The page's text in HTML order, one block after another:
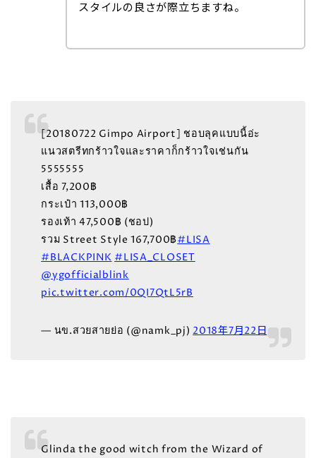
スタイルの良さが際立ちますね。
[20180722 Gimpo Airport] ชอบลุคแบบนี้อ่ะ
แนวสตรีทกร้าวใจและราคาก็กร้าวใจเช่นกัน
5555555
เสื้อ 7,200฿
กระเป๋า 113,000฿
รองเท้า 47,500฿ (ชอป)
รวม Street Style 167,700฿#LISA
#BLACKPINK #LISA_CLOSET
@ygofficialblink
pic.twitter.com/0QI7QtL5rB
— นข.สวยสายย่อ (@namk_pj) 2018年7月22日
Glinda the good witch from the Wizard of